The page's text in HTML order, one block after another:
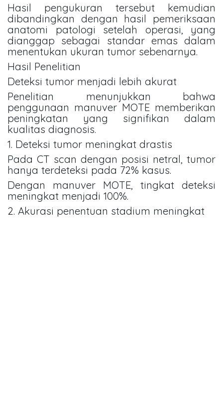
Hasil pengukuran tersebut kemudian
dibandingkan dengan hasil pemeriksaan
anatomi patologi setelah operasi, yang
dianggap sebagai standar emas dalam
menentukan ukuran tumor sebenarnya.
Hasil Penelitian
Deteksi tumor menjadi lebih akurat
Penelitian menunjukkan bahwa
penggunaan manuver MOTE memberikan
peningkatan yang signifikan dalam
kualitas diagnosis.
1. Deteksi tumor meningkat drastis
Pada CT scan dengan posisi netral, tumor
hanya terdeteksi pada 72% kasus.
Dengan manuver MOTE, tingkat deteksi
meningkat menjadi 100%.
2. Akurasi penentuan stadium meningkat